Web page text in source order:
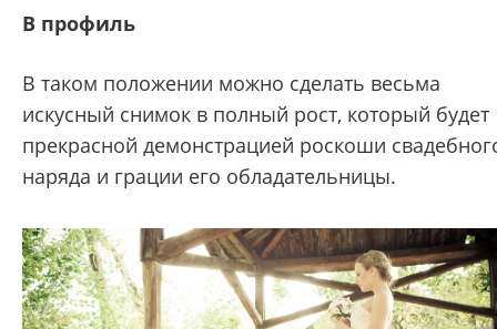
В профиль
В таком положении можно сделать весьма
искусный снимок в полный рост, который будет
прекрасной демонстрацией роскоши
наряда и грации его обладательницы.